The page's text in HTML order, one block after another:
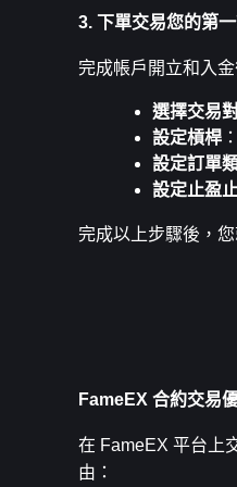
3. 下單交易您的第
完成帳戶開立和入
選擇交易
設定槓桿
設定訂單
設定止盈
完成以上步驟後，
FameEX 合約交易
在 FameEX 平台上
由：